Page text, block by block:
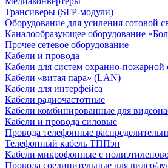
Трансиверы (SFP-модули)
Оборудование для усиления сотовой
Каналообразующее оборудование
Прочее сетевое оборудование
Кабели и провода
Кабели для систем охранно-пожарной
Кабели «витая пара» (LAN)
Кабели для интерфейса
Кабели радиочастотные
Кабели комбинированные для
Кабели и провода силовые
Провода телефонные
Телефонный кабель ТППэп
Кабели микрофонные с
Провода соединительные для видео/